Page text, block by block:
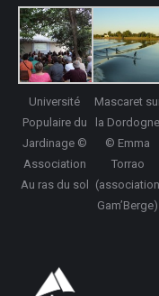
Université
Populaire du
Jardinage ©
Association
Au ras du sol
Mascaret
la Dordogne
© Emma
Torrao
(association
Gam’Berge)